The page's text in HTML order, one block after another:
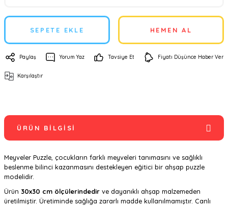
SEPETE EKLE HEMEN AL
Paylaş Yorum Yaz Tavsiye Et Fiyatı Düşünce Haber Ver
Karşılaştır
ÜRÜN BILGISI
Meyveler Puzzle, çocukların farklı meyveleri tanımasını ve sağlıklı
beslenme bilinci kazanmasını destekleyen eğitici bir ahşap puzzle
modelidir.
Ürün 30x30 cm ölçülerindedir ve dayanıklı ahşap malzemeden
üretilmiştir. Üretiminde sağlığa zararlı madde kullanılmamıştır. Canlı